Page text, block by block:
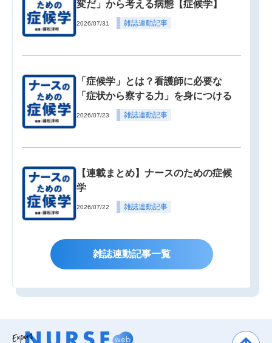
変だ」から考える病態【症候学】
2026/07/31 雑誌連動記事
「症候学」とは？看護師に必要な
「症状から察する力」を身につける
2026/07/23 雑誌連動記事
【連載まとめ】ナースのための症候
学
2026/07/22 雑誌連動記事
雑誌連動記事一覧